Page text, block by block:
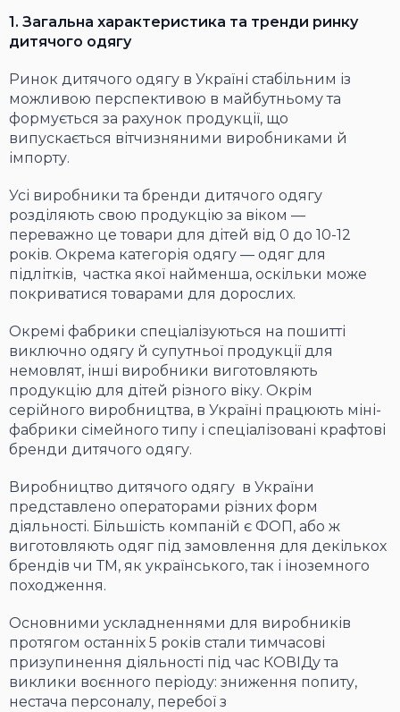
1. Загальна характеристика та тренди ринку
дитячого одягу
Ринок дитячого одягу в Україні стабільним із
можливою перспективою в майбутньому та
формується за рахунок продукції, що
випускається вітчизняними виробниками й
імпорту.
Усі виробники та бренди дитячого одягу
розділяють свою продукцію за віком —
переважно це товари для дітей від 0 до 10-12
років. Окрема категорія одягу — одяг для
підлітків, частка якої найменша, оскільки може
покриватися товарами для дорослих.
Окремі фабрики спеціалізуються на пошитті
виключно одягу й супутньої продукції для
немовлят, інші виробники виготовляють
продукцію для дітей різного віку. Окрім
серійного виробництва, в Україні працюють міні-
фабрики сімейного типу і спеціалізовані крафтові
бренди дитячого одягу.
Виробництво дитячого одягу в України
представлено операторами різних форм
діяльності. Більшість компаній є ФОП, або ж
виготовляють одяг під замовлення для декількох
брендів чи ТМ, як українського, так і іноземного
походження.
Основними ускладненнями для виробників
протягом останніх 5 років стали тимчасові
призупинення діяльності під час КОВІДу та
виклики воєнного періоду: зниження попиту,
нестача персоналу, перебої з